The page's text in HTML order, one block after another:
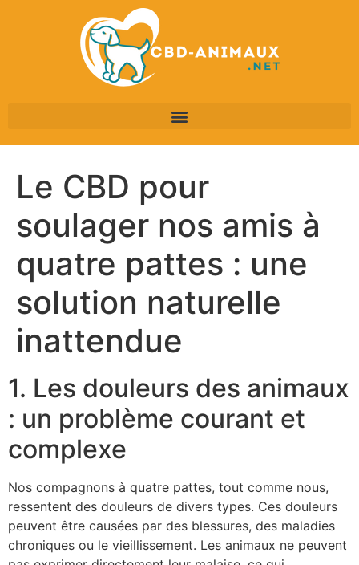
Le CBD pour
soulager nos amis à
quatre pattes : une
solution naturelle
inattendue
1. Les douleurs des animaux
: un problème courant et
complexe
Nos compagnons à quatre pattes, tout comme nous,
ressentent des douleurs de divers types. Ces douleurs
peuvent être causées par des blessures, des maladies
chroniques ou le vieillissement. Les animaux ne peuvent